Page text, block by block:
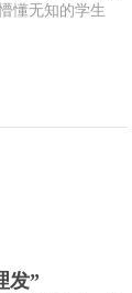
懂无知的学生
发”